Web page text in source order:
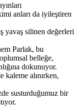
anları da iyileştiren
yavaş silinen değerleri
Parlak, bu
belleğe,
dokunuyor.
kaleme alınırken,
susturduğumuz bir